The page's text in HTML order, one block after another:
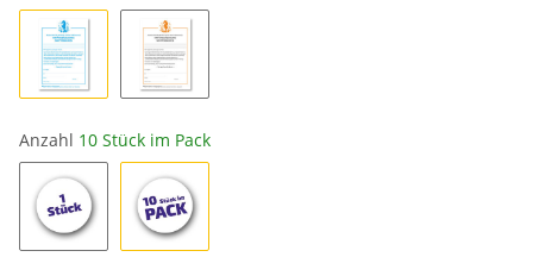
Anzahl 10 Stück im Pack